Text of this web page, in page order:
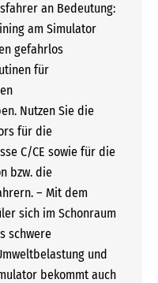
an Bedeutung:
am Simulator
gefahrlos
für
Nutzen Sie die
für die
C/CE sowie für die
bzw. die
– Mit dem
sich im Schonraum
schwere
und
bekommt auch